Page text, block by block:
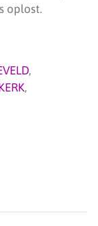
oplost.
,
,